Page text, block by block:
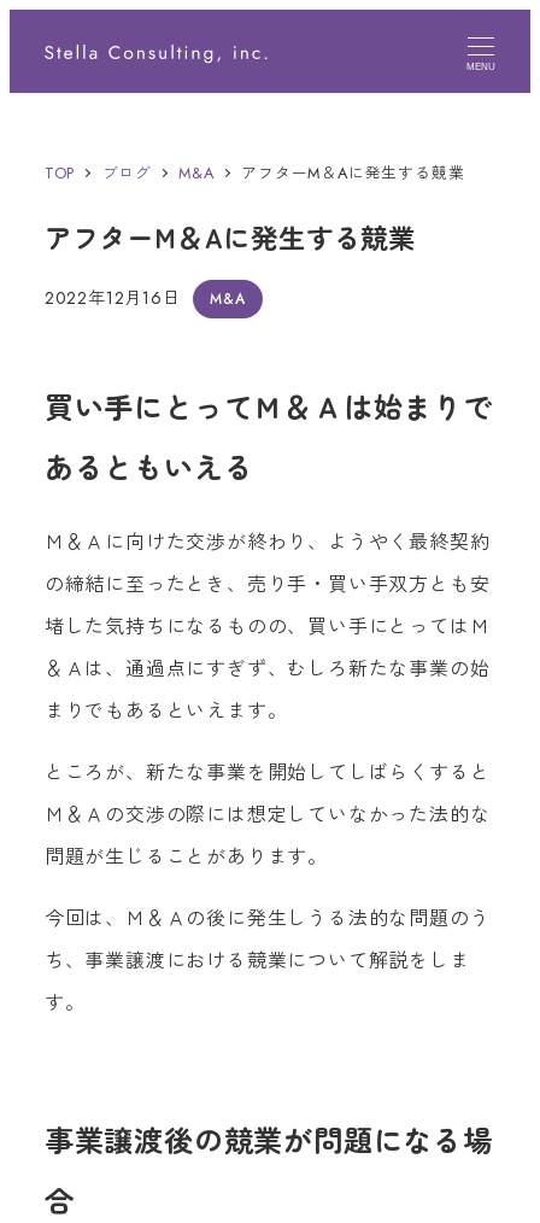
MENU
TOP ブログ M&A アフターM＆Aに発生する競業
アフターM＆Aに発生する競業
2022年12月16日 M&A
買い手にとってＭ＆Ａは始まりで
あるともいえる
Ｍ＆Ａに向けた交渉が終わり、ようやく最終契約
の締結に至ったとき、売り手・買い手双方とも安
堵した気持ちになるものの、買い手にとってはＭ
＆Ａは、通過点にすぎず、むしろ新たな事業の始
まりでもあるといえます。
ところが、新たな事業を開始してしばらくすると
Ｍ＆Ａの交渉の際には想定していなかった法的な
問題が生じることがあります。
今回は、Ｍ＆Ａの後に発生しうる法的な問題のう
ち、事業譲渡における競業について解説をしま
す。
事業譲渡後の競業が問題になる場
合